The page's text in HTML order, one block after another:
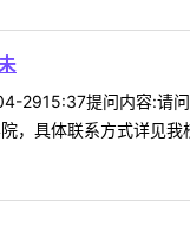
提问内容:请
，具体联系方式详见